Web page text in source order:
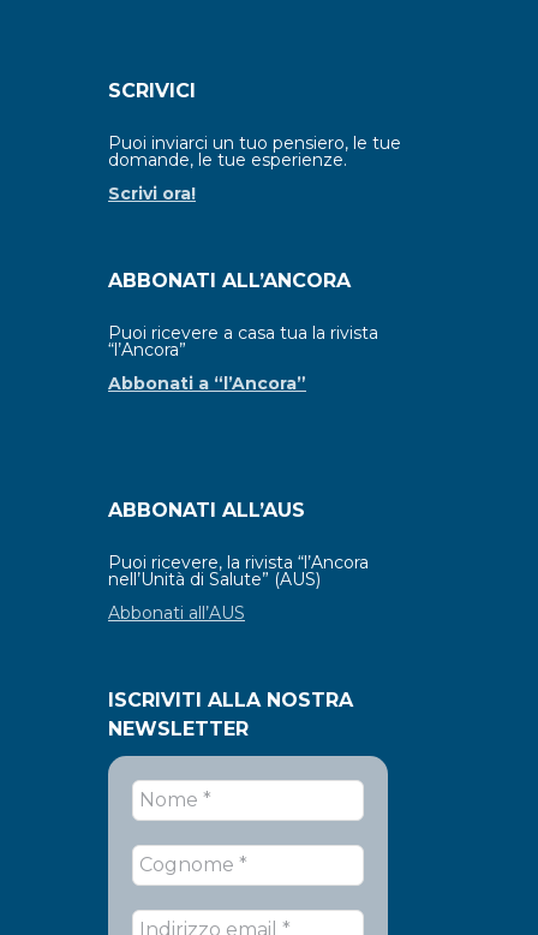
SCRIVICI
Puoi inviarci un tuo pensiero, le tue
domande, le tue esperienze.
Scrivi ora!
ABBONATI ALL’ANCORA
Puoi ricevere a casa tua la rivista
“l’Ancora”
Abbonati a “l’Ancora”
ABBONATI ALL’AUS
Puoi ricevere, la rivista “l’Ancora
nell’Unità di Salute” (AUS)
Abbonati all’AUS
ISCRIVITI ALLA NOSTRA
NEWSLETTER